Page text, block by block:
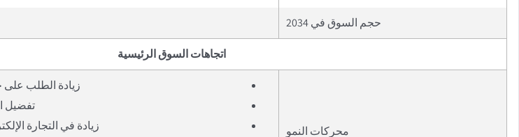
حجم السوق في 2034
اتجاهات السوق الرئيسية
محركات النمو
زيادة الطلب على
تفضيل
زيادة في التجارة